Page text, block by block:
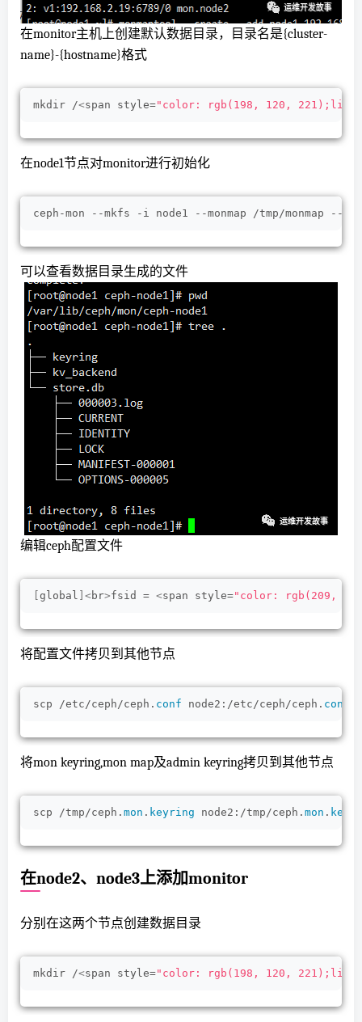
在monitor主机上创建默认数据目录，目录名是{cluster-
name}-{hostname}格式
mkdir /<span style="color: rgb(198, 120,
在node1节点对monitor进行初始化
ceph-mon --mkfs -i node1 --monmap /tmp/monmap --
可以查看数据目录生成的文件
编辑ceph配置文件
global ]<br>fsid = <span style="color: rgb(209,
将配置文件拷贝到其他节点
scp /etc/ceph/ceph. conf node2:/etc/ceph/ceph. conf
将mon keyring,mon map及admin keyring拷贝到其他节点
scp /tmp/ceph. mon . keyring node2:/tmp/ceph. mon .
在node2、node3上添加monitor
分别在这两个节点创建数据目录
mkdir /<span style="color: rgb(198, 120,